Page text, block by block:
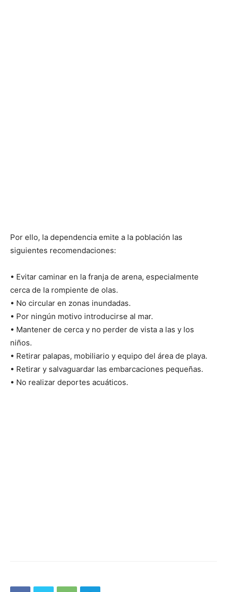
Por ello, la dependencia emite a la población las
siguientes recomendaciones:
• Evitar caminar en la franja de arena, especialmente
cerca de la rompiente de olas.
• No circular en zonas inundadas.
• Por ningún motivo introducirse al mar.
• Mantener de cerca y no perder de vista a las y los
niños.
• Retirar palapas, mobiliario y equipo del área de playa.
• Retirar y salvaguardar las embarcaciones pequeñas.
• No realizar deportes acuáticos.